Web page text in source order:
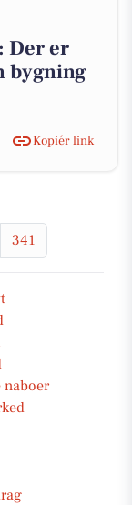
Der er
bygning
Kopiér link
341
naboer